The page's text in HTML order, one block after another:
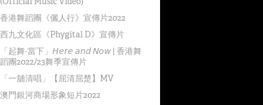
香港舞蹈團《儷人行》宣傳片2022
西九文化區《Phygital D》宣傳片
「起舞‧當下」𝘏𝘦𝘳𝘦 𝘢𝘯𝘥 𝘕𝘰𝘸 | 香港舞
蹈團2022/23舞季宣傳片
「一舖清唱」【屈清屈楚】MV
澳門銀河商場形象短片2022